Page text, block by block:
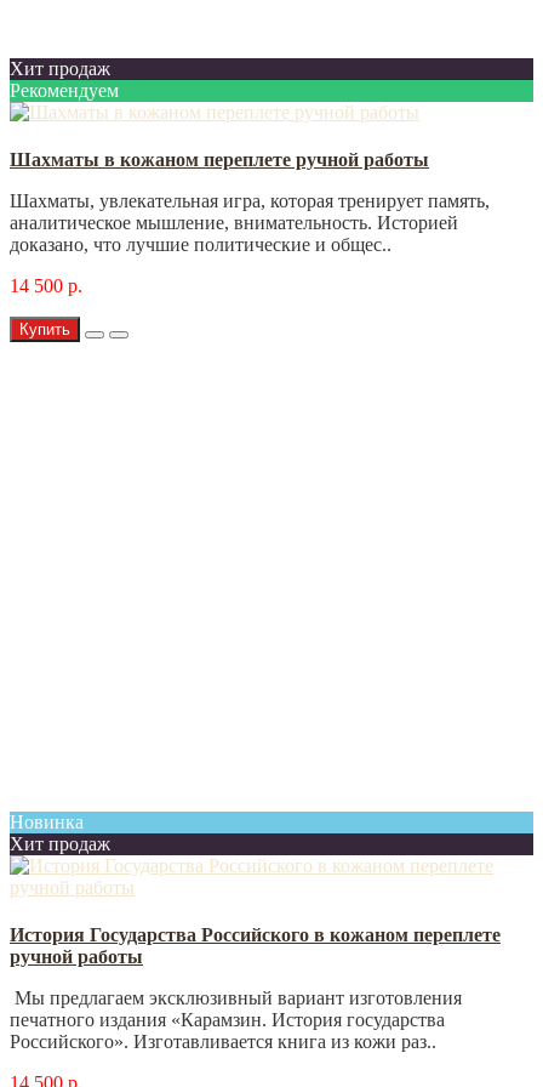
Хит продаж
Рекомендуем
Шахматы в кожаном переплете ручной работы
Шахматы, увлекательная игра, которая тренирует память,
аналитическое мышление, внимательность. Историей
доказано, что лучшие политические и общес..
14 500 р.
Купить
Новинка
Хит продаж
История Государства Российского в кожаном переплете
ручной работы
Мы предлагаем эксклюзивный вариант изготовления
печатного издания «Карамзин. История государства
Российского». Изготавливается книга из кожи раз..
14 500 р.